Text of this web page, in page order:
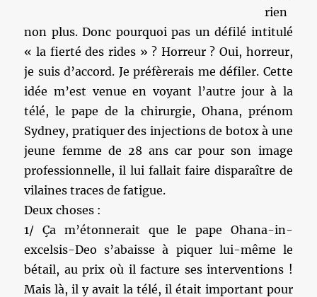
rien
non plus. Donc pourquoi pas un défilé intitulé
« la fierté des rides » ? Horreur ? Oui, horreur,
je suis d’accord. Je préfèrerais me défiler. Cette
idée m’est venue en voyant l’autre jour à la
télé, le pape de la chirurgie, Ohana, prénom
Sydney, pratiquer des injections de botox à une
jeune femme de 28 ans car pour son image
professionnelle, il lui fallait faire disparaître de
vilaines traces de fatigue.
Deux choses :
1/ Ça m’étonnerait que le pape Ohana-in-
excelsis-Deo s’abaisse à piquer lui-même le
bétail, au prix où il facture ses interventions !
Mais là, il y avait la télé, il était important pour